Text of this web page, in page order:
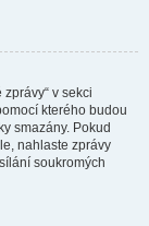
v sekci
kterého budou
smazány. Pokud
nahlaste zprávy
soukromých